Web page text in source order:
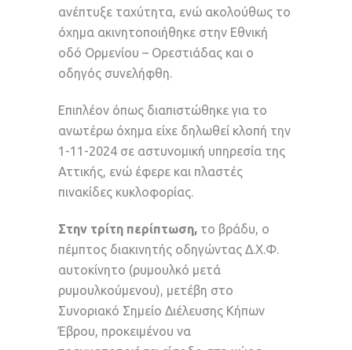
ανέπτυξε ταχύτητα, ενώ ακολούθως το
όχημα ακινητοποιήθηκε στην Εθνική
οδό Ορμενίου – Ορεστιάδας και ο
οδηγός συνελήφθη.
Επιπλέον όπως διαπιστώθηκε για το
ανωτέρω όχημα είχε δηλωθεί κλοπή την
1-11-2024 σε αστυνομική υπηρεσία της
Αττικής, ενώ έφερε και πλαστές
πινακίδες κυκλοφορίας.
Στην τρίτη περίπτωση, το βράδυ, ο
πέμπτος διακινητής οδηγώντας Δ.Χ.Φ.
αυτοκίνητο (ρυμουλκό μετά
ρυμουλκούμενου), μετέβη στο
Συνοριακό Σημείο Διέλευσης Κήπων
Έβρου, προκειμένου να